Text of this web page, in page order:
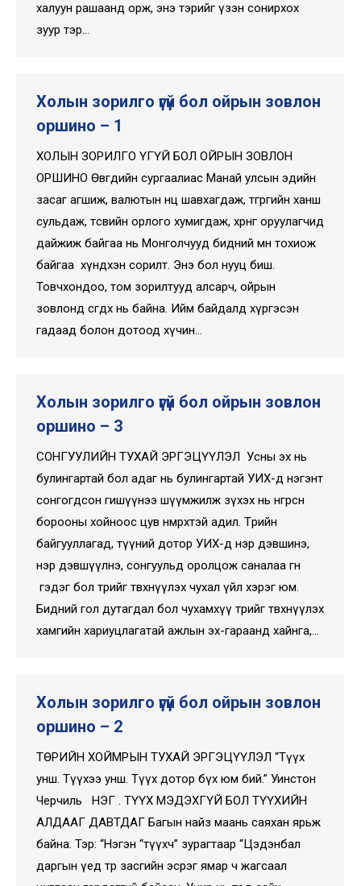
халуун рашаанд орж, энэ тэрийг үзэн сонирхох
зуур тэр…
Холын зорилго үгүй бол ойрын зовлон
оршино – 1
ХОЛЫН ЗОРИЛГО ҮГҮЙ БОЛ ОЙРЫН ЗОВЛОН
ОРШИНО Өвгөдийн сургаалиас Манай улсын эдийн
засаг агшиж, валютын нөөц шавхагдаж, төгрөгийн ханш
сульдаж, төсвийн орлого хумигдаж, хөрөнгө оруулагчид
дайжиж байгаа нь Монголчууд бидний өмнө тохиож
байгаа хүндхэн сорилт. Энэ бол нууц биш.
Товчхондоо, том зорилтууд алсарч, ойрын
зовлонд сөгдөх нь байна. Ийм байдалд хүргэсэн
гадаад болон дотоод хүчин…
Холын зорилго үгүй бол ойрын зовлон
оршино – 3
СОНГУУЛИЙН ТУХАЙ ЭРГЭЦҮҮЛЭЛ Усны эх нь
булингартай бол адаг нь булингартай УИХ-д нэгэнт
сонгогдсон гишүүнээ шүүмжилж зүхэх нь өнгөрсөн
борооны хойноос цув нөмрөхтэй адил. Төрийн
байгууллагад, түүний дотор УИХ-д нэр дэвшинэ,
нэр дэвшүүлнэ, сонгуульд оролцож саналаа өгнө
гэдэг бол төрийг төвхнүүлэх чухал үйл хэрэг юм.
Бидний гол дутагдал бол чухамхүү төрийг төвхнүүлэх
хамгийн хариуцлагатай ажлын эх-гараанд хайнга,…
Холын зорилго үгүй бол ойрын зовлон
оршино – 2
ТӨРИЙН ХОЙМРЫН ТУХАЙ ЭРГЭЦҮҮЛЭЛ “Түүх
унш. Түүхээ унш. Түүх дотор бүх юм бий.” Уинстон
Черчиль НЭГ . ТҮҮХ МЭДЭХГҮЙ БОЛ ТҮҮХИЙН
АЛДААГ ДАВТДАГ Багын найз маань саяхан ярьж
байна. Тэр: “Нэгэн “түүхч” зурагтаар “Цэдэнбал
даргын үед төр засгийн эсрэг ямар ч жагсаал